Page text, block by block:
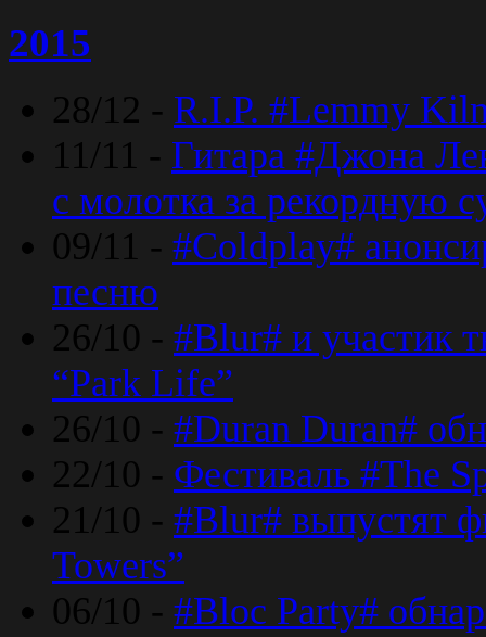
2015
28/12 - R.I.P. #Lemmy
11/11 - Гитара #Джона
с молотка за рекордную
09/11 - #Coldplay#
песню
26/10 - #Blur# и участик
“Park Life”
26/10 - #Duran Duran#
22/10 - Фестиваль #The
21/10 - #Blur# выпустят
Towers”
06/10 - #Bloc Party#